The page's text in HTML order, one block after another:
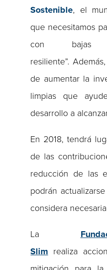
Sostenible, el
que necesitamos
con bajas
resiliente”.
de aumentar la
limpias que
desarrollo a
En 2018, tendrá
de las
reducción de las
podrán
considera
La
Slim realiza